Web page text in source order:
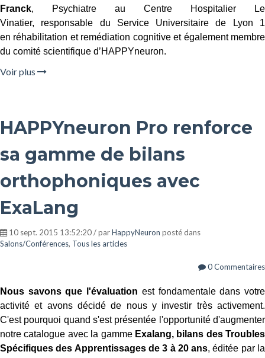
Franck, Psychiatre au Centre Hospitalier Le
Vinatier, responsable du Service Universitaire de Lyon 1
en réhabilitation et remédiation cognitive et également membre
du comité scientifique d’HAPPYneuron.
Voir plus
HAPPYneuron Pro renforce
sa gamme de bilans
orthophoniques avec
ExaLang
10 sept. 2015 13:52:20 / parHappyNeuron posté dans
Salons/Conférences, Tous les articles
0 Commentaires
Nous savons que l'évaluation est fondamentale dans votre
activité et avons décidé de nous y investir très activement.
C'est pourquoi quand s'est présentée l'opportunité d'augmenter
notre catalogue avec la gamme Exalang, bilans des Troubles
Spécifiques des Apprentissages de 3 à 20 ans, éditée par la